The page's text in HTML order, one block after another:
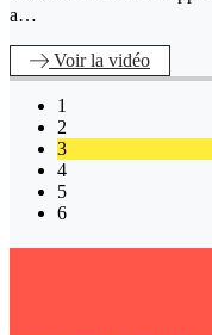
a…
Voirla vidéo
1
2
3
4
5
6